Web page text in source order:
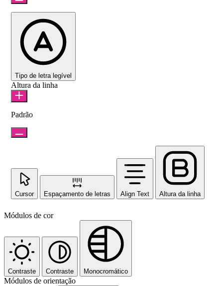
Tipo de letra legível
Altura da linha
Padrão
Cursor Espaçamento de letras Align Text Altura da linha
Módulos de cor
Contraste Contraste Monocromático
Módulos de orientação